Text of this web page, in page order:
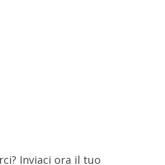
Inviaci ora il tuo